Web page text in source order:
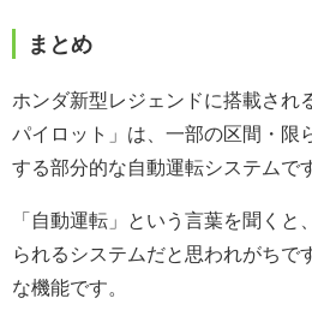
まとめ
ホンダ新型レジェンドに搭載され
パイロット」は、一部の区間・限
する部分的な自動運転システムです
「自動運転」という言葉を聞く
られるシステムだと思われがちで
な機能です。